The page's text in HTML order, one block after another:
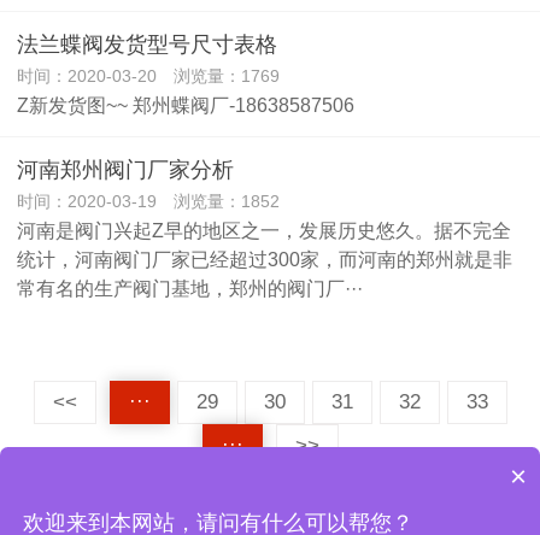
法兰蝶阀发货型号尺寸表格
时间：2020-03-20 浏览量：1769
Z新发货图~~ 郑州蝶阀厂-18638587506
河南郑州阀门厂家分析
时间：2020-03-19 浏览量：1852
河南是阀门兴起Z早的地区之一，发展历史悠久。据不完全
统计，河南阀门厂家已经超过300家，而河南的郑州就是非
常有名的生产阀门基地，郑州的阀门厂···
<< ··· 29 30 31 32
33
···
>>
×
欢迎来到本网站，请问有什么可以帮您？